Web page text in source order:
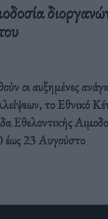
οι αυξημένες
το Εθνικό
Εθελοντικής
έως 23 Αυγούστο